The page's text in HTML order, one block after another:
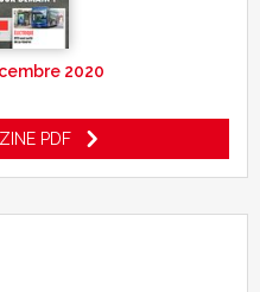
2020
PDF